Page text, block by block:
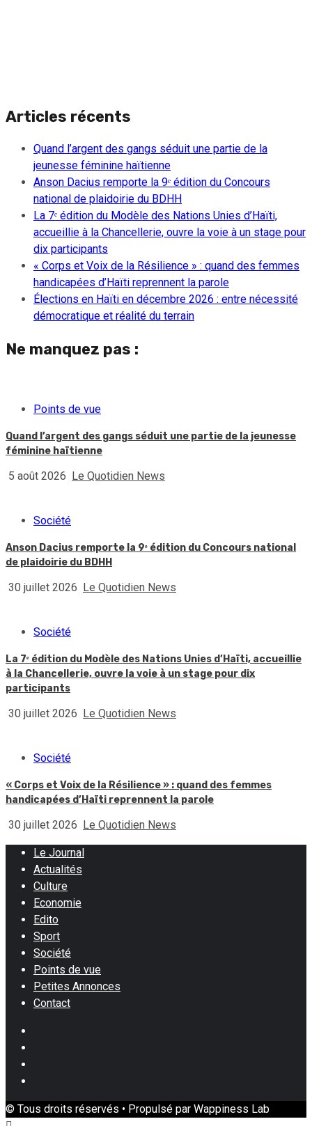
Articles récents
Quand l’argent des gangs séduit une partie de la
jeunesse féminine haïtienne
Anson Dacius remporte la 9ᵉ édition du Concours
national de plaidoirie du BDHH
La 7ᵉ édition du Modèle des Nations Unies d’Haïti,
accueillie à la Chancellerie, ouvre la voie à un stage pour
dix participants
« Corps et Voix de la Résilience » : quand des femmes
handicapées d’Haïti reprennent la parole
Élections en Haïti en décembre 2026 : entre nécessité
démocratique et réalité du terrain
Ne manquez pas :
Points de vue
Quand l’argent des gangs séduit une partie de la jeunesse
féminine haïtienne
5 août 2026 Le Quotidien News
Société
Anson Dacius remporte la 9ᵉ édition du Concours national
de plaidoirie du BDHH
30 juillet 2026 Le Quotidien News
Société
La 7ᵉ édition du Modèle des Nations Unies d’Haïti, accueillie
à la Chancellerie, ouvre la voie à un stage pour dix
participants
30 juillet 2026 Le Quotidien News
Société
« Corps et Voix de la Résilience » : quand des femmes
handicapées d’Haïti reprennent la parole
30 juillet 2026 Le Quotidien News
Le Journal
Actualités
Culture
Economie
Edito
Sport
Société
Points de vue
Petites Annonces
Contact
© Tous droits réservés • Propulsé par Wappiness Lab